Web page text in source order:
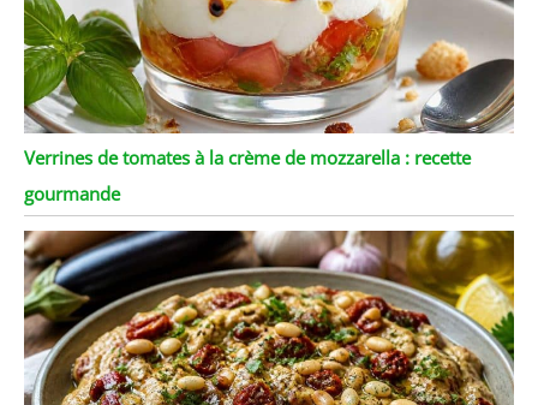
Verrines de tomates à la crème de mozzarella : recette
gourmande